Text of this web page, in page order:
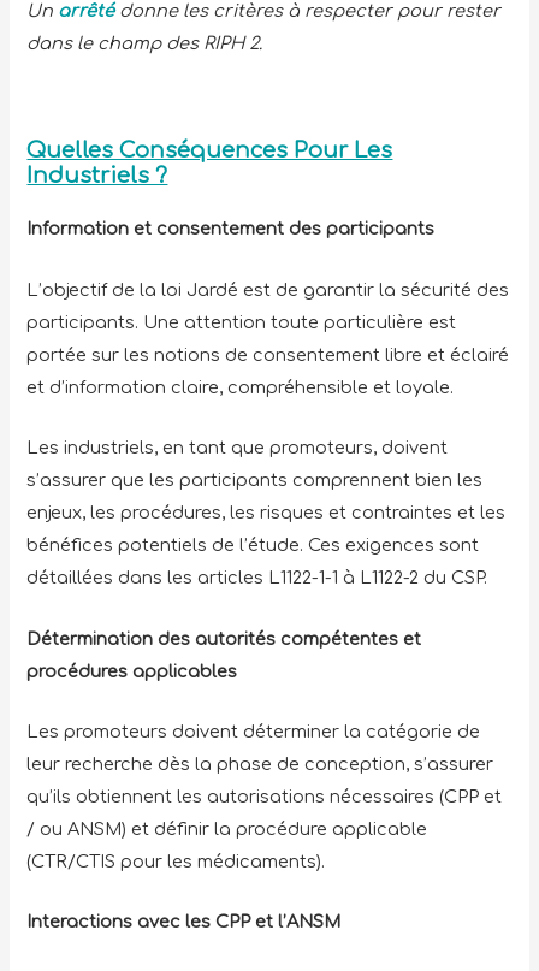
Un arrêtédonne les critères à respecter pour rester
dans le champ des RIPH 2.
Quelles Conséquences Pour Les
Industriels ?
Information et consentement des participants
L’objectif de la loi Jardé est de garantir la sécurité des
participants. Une attention toute particulière est
portée sur les notions de consentement libre et éclairé
et d’information claire, compréhensible et loyale.
Les industriels, en tant que promoteurs, doivent
s’assurer que les participants comprennent bien les
enjeux, les procédures, les risques et contraintes et les
bénéfices potentiels de l’étude. Ces exigences sont
détaillées dans les articles L1122-1-1 à L1122-2 du CSP.
Détermination des autorités compétentes et
procédures applicables
Les promoteurs doivent déterminer la catégorie de
leur recherche dès la phase de conception, s’assurer
qu’ils obtiennent les autorisations nécessaires (CPP et
/ ou ANSM) et définir la procédure applicable
(CTR/CTIS pour les médicaments).
Interactions avec les CPP et l’ANSM